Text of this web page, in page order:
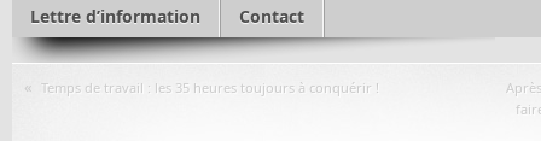
Lettre d’information
Contact
« Temps de travail : les 35 heures toujours à conquérir !